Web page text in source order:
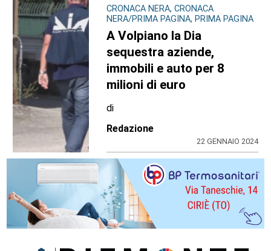
CRONACA NERA, CRONACA
NERA/PRIMA PAGINA, PRIMA PAGINA
A Volpiano la Dia
sequestra aziende,
immobili e auto per 8
milioni di euro
di
Redazione
22 GENNAIO 2024